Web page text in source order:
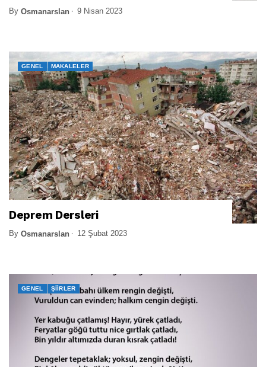
By Osmanarslan 9 Nisan 2023
GENEL MAKALELER
Deprem Dersleri
By Osmanarslan 12 Şubat 2023
GENEL ŞIIRLER